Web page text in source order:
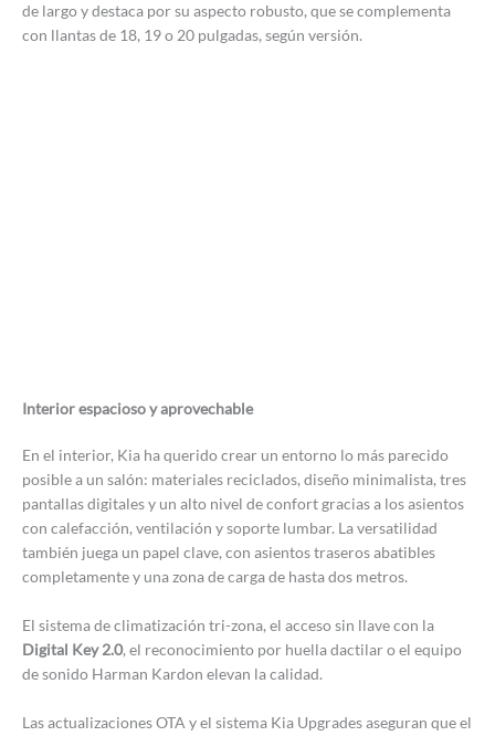
de largo y destaca por su aspecto robusto, que se complementa
con llantas de 18, 19 o 20 pulgadas, según versión.
Interior espacioso y aprovechable
En el interior, Kia ha querido crear un entorno lo más parecido
posible a un salón: materiales reciclados, diseño minimalista, tres
pantallas digitales y un alto nivel de confort gracias a los asientos
con calefacción, ventilación y soporte lumbar. La versatilidad
también juega un papel clave, con asientos traseros abatibles
completamente y una zona de carga de hasta dos metros.
El sistema de climatización tri-zona, el acceso sin llave con la
Digital Key 2.0, el reconocimiento por huella dactilar o el equipo
de sonido Harman Kardon elevan la calidad.
Las actualizaciones OTA y el sistema Kia Upgrades aseguran que el